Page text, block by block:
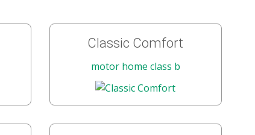
Classic Comfort
motor home class b